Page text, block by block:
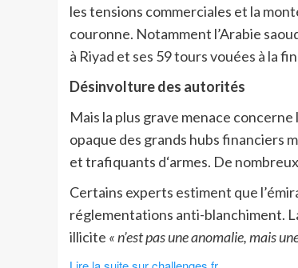
les tensions commerciales et la
couronne. Notamment l’Arabie
à Riyad et ses 59 tours vouées à la
Désinvolture des autorités
Mais la plus grave menace concerne
opaque des grands hubs financiers
et trafiquants d‘armes. De
Certains experts estiment que
réglementations anti-blanchiment.
illicite « n’est pas une anomalie, mais